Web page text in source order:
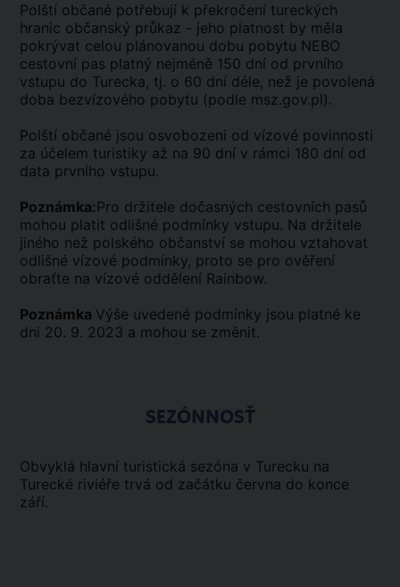
Polští občané potřebují k překročení tureckých
hranic občanský průkaz - jeho platnost by měla
pokrývat celou plánovanou dobu pobytu NEBO
cestovní pas platný nejméně 150 dní od prvního
vstupu do Turecka, tj. o 60 dní déle, než je povolená
doba bezvízového pobytu (podle msz.gov.pl).
Polští občané jsou osvobozeni od vízové povinnosti
za účelem turistiky až na 90 dní v rámci 180 dní od
data prvního vstupu.
Poznámka: Pro držitele dočasných cestovních pasů
mohou platit odlišné podmínky vstupu. Na držitele
jiného než polského občanství se mohou vztahovat
odlišné vízové podmínky, proto se pro ověření
obraťte na vízové oddělení Rainbow.
Poznámka Výše uvedené podmínky jsou platné ke
dni 20. 9. 2023 a mohou se změnit.
SEZÓNNOSŤ
Obvyklá hlavní turistická sezóna v Turecku na
Turecké riviéře trvá od začátku června do konce
září.